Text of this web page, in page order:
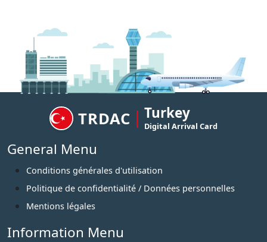
TRDAC Turkey
Digital Arrival Card
General Menu
Conditions générales d'utilisation
Politique de confidentialité / Données personnelles
Mentions légales
Information Menu